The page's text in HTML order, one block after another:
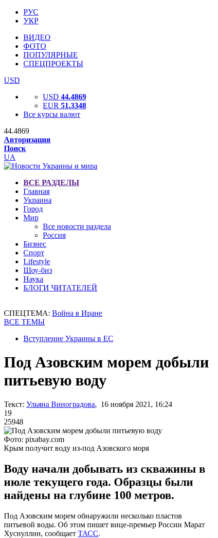
РУС
УКР
ВИДЕО
ФОТО
ПОПУЛЯРНЫЕ
СПЕЦПРОЕКТЫ
USD
USD 44.4869
EUR 51.3348
Все курсы валют
44.4869
Авторизация
Поиск
UA
ВСЕ РАЗДЕЛЫ
Главная
Украина
Город
Мир
Все новости раздела
Россия
Бизнес
Спорт
Lifestyle
Шоу-биз
Наука
БЛОГИ ЧИТАТЕЛЕЙ
СПЕЦТЕМА: Война в Иране
ВСЕ ТЕМЫ
Вступление Украины в ЕС
Под Азовским морем добыли
питьевую воду
Текст: Ульяна Виноградова, 16 ноября 2021, 16:24
19
25948
Фото: pixabay.com
Крым получит воду из-под Азовского моря
Воду начали добывать из скважины в
июле текущего года. Образцы были
найдены на глубине 100 метров.
Под Азовским морем обнаружили несколько пластов
питьевой воды. Об этом пишет вице-премьер России Марат
Хуснуллин, сообщает ТАСС.